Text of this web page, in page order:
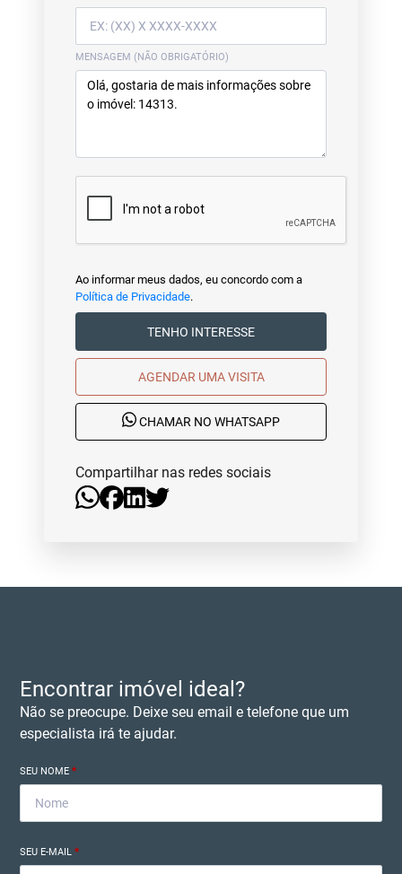
MENSAGEM (NÃO OBRIGATÓRIO)
Ao informar meus dados, eu concordo com a
Política de Privacidade.
TENHO INTERESSE
AGENDAR UMA VISITA
CHAMAR NO WHATSAPP
Compartilhar nas redes sociais
Encontrar imóvel ideal?
Não se preocupe. Deixe seu email e telefone que um
especialista irá te ajudar.
SEU NOME*
SEU E-MAIL*